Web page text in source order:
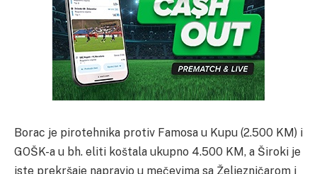
Borac je pirotehnika protiv Famosa u Kupu (2.500 KM) i
GOŠK-a u bh. eliti koštala ukupno 4.500 KM, a Široki je
iste prekršaje napravio u mečevima sa Željezničarom i